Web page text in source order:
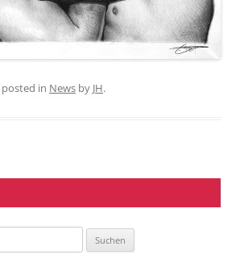
in News by JH.